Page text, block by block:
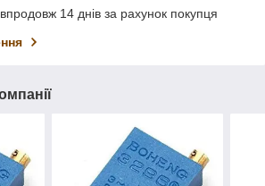
14 днів за рахунок покупця